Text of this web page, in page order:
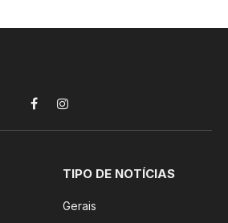
FacebookInstagram
TIPO DE NOTÍCIAS
Gerais